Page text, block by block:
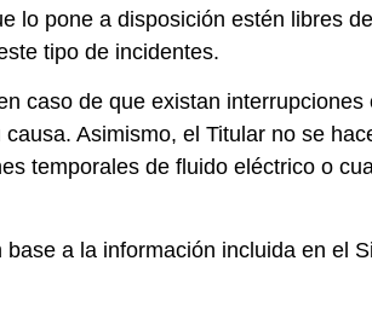
lo pone a disposición estén libres
tipo de incidentes.
caso de que existan
Asimismo, el Titular no se
temporales de fluido eléctrico o
a la información incluida en el